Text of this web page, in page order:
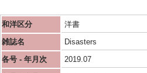
和洋区分
洋書
雑誌名
Disasters
各号 - 年月次
2019.07